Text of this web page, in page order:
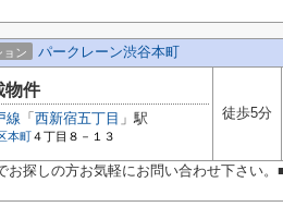
ョン パークレーン渋谷本町
物件
線 「 西新宿五丁目 」駅
本町 ４丁目８－１３
徒歩5分
お探しの方お気軽にお問い合わせ下さい